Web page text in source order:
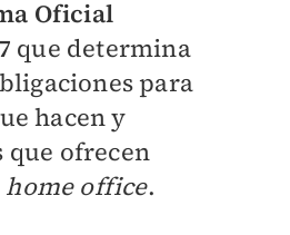
Oficial
que determina
para
hacen y
que ofrecen
home office.